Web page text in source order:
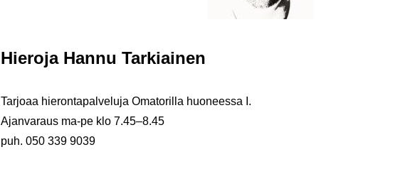
Hie­ro­ja Hannu Tar­kiai­nen
Tar­jo­aa hie­ron­ta­pal­ve­lu­ja Oma­to­ril­la huo­nees­sa I.
Ajan­va­raus ma-pe klo 7.45–8.45
puh. 050 339 9039